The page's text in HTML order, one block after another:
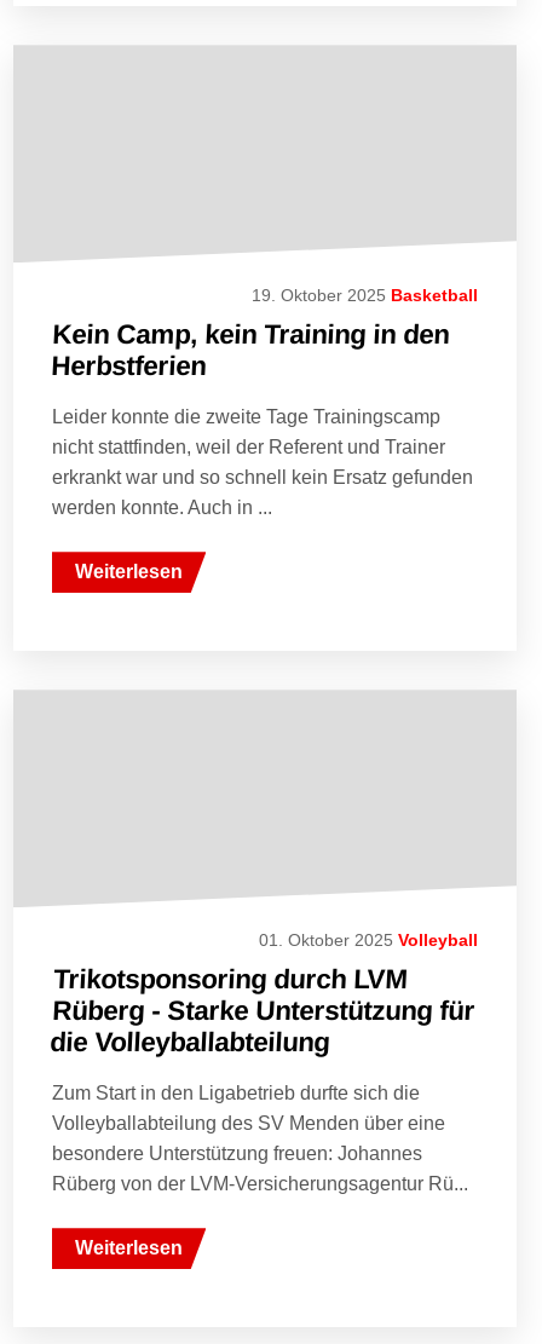
19. Oktober 2025 Basketball
Kein Camp, kein Training in den
Herbstferien
Leider konnte die zweite Tage Trainingscamp
nicht stattfinden, weil der Referent und Trainer
erkrankt war und so schnell kein Ersatz gefunden
werden konnte. Auch in ...
Weiterlesen
01. Oktober 2025 Volleyball
Trikotsponsoring durch LVM
Rüberg - Starke Unterstützung für
die Volleyballabteilung
Zum Start in den Ligabetrieb durfte sich die
Volleyballabteilung des SV Menden über eine
besondere Unterstützung freuen: Johannes
Rüberg von der LVM-Versicherungsagentur Rü...
Weiterlesen